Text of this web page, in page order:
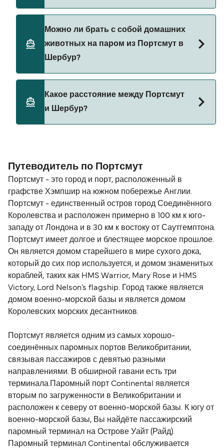
автомобилем из Портсмут в Шербур с
Brittany Ferries
Можно ли брать с собой домашних
животных на паром из Портсмут в
Шербур?
борт парома. Возможно, вам понадобится
паспорт для питомца. Пожалуйста, ознакомьтесь
с правилами перевозки животных у операторов
Brittany Ferries
Какое расстояние между Портсмут
и Шербур?
Путеводитель по Портсмут
Портсмут - это город и порт, расположенный в
графстве Хэмпшир на южном побережье Англии.
Портсмут - единственный остров город Соединённого
Королевства и расположен примерно в 100 км к юго-
западу от Лондона и в 30 км к востоку от Саутгемптона.
Портсмут имеет долгое и блестящее морское прошлое.
Он является домом старейшего в мире сухого дока,
который до сих пор используется, и домом знаменитых
кораблей, таких как HMS Warrior, Mary Rose и HMS
Victory, Lord Nelson’s flagship. Город также является
домом военно-морской базы и является домом
Королевских морских десантников.
Портсмут является одним из самых хорошо-
соединённых паромных портов Великобритании,
связывая пассажиров с девятью разными
направлениями. В обширной гавани есть три
терминала.Паромный порт Continental является
вторым по загруженности в Великобритании и
расположен к северу от военно-морской базы. К югу от
военно-морской базы, Вы найдёте пассажирский
паромный терминал на Острове Уайт (Райд).
Паромный терминал Continental обслуживается